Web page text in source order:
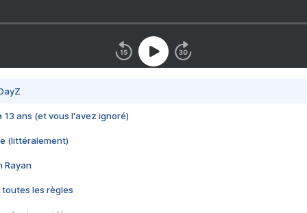
13 ans (et vous l'avez ignoré)
(littéralement)
Rayan
toutes les règles